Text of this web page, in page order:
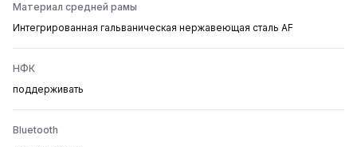
Материал средней рамы
Интегрированная гальваническая нержавеющая сталь AF
НФК
поддерживать
Bluetooth